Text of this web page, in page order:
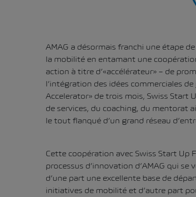
AMAG a désormais franchi une étape
la mobilité en entamant une
action à titre d’«accélérateur» – de
l’intégration des idées commerciales
Accelerator» de trois mois, Swiss Start
de services, du coaching, du mentorat
le tout flanqué d’un grand réseau
Cette coopération avec Swiss Start
processus d’innovation d’AMAG qui
d’une part une excellente base de
initiatives de mobilité et d’autre part